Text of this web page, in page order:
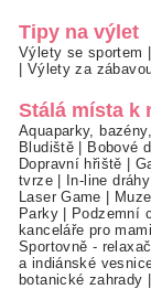
Tipy na výlet
Výlety se sportem |
| Výlety za
Stálá místa k
Aquaparky,
Bludiště | Bobové
Dopravní hřiště |
tvrze| In-line dráhy
Laser Game |
Parky| Podzemní
kanceláře pro
Sportovně -
a indiánské
botanické zahrady |